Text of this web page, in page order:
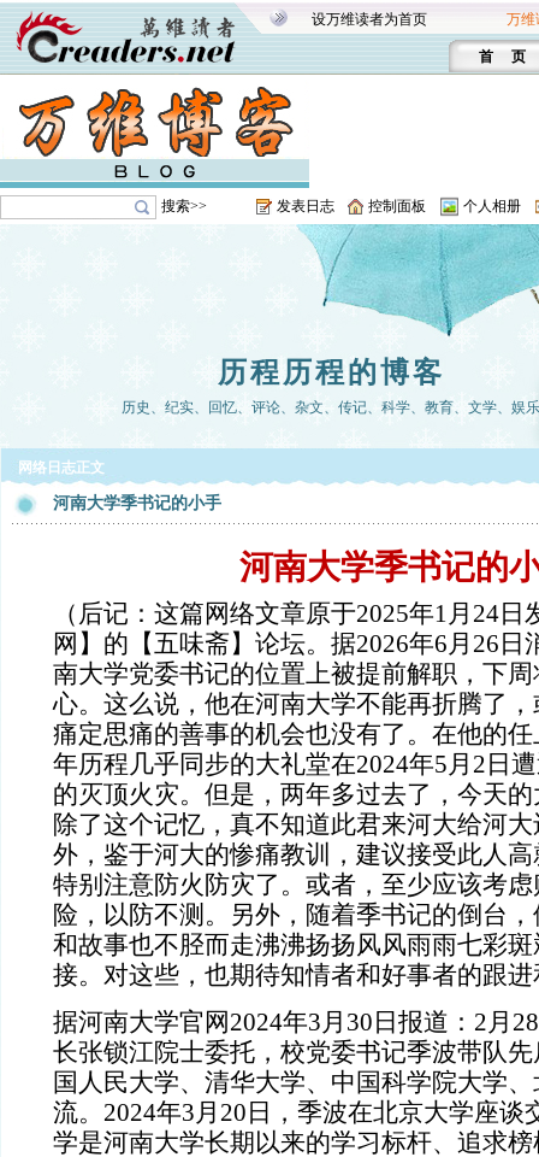
设万维读者为首页 万维
首 页
搜索>> 发表日志 控制面板 个人相册
历程历程的博客
历史、纪实、回忆、评论、杂文、传记、科学、教育、文学、娱乐
网络日志正文
河南大学季书记的小手
河南大学季书记的
（后记：这篇网络文章原于2025年1月24
网】的【五味斋】论坛。据2026年6月26日
南大学党委书记的位置上被提前解职，下
心。这么说，他在河南大学不能再折腾了
痛定思痛的善事的机会也没有了。在他的
年历程几乎同步的大礼堂在2024年5月2日
的灭顶火灾。但是，两年多过去了，今天
除了这个记忆，真不知道此君来河大给河
外，鉴于河大的惨痛教训，建议接受此人
特别注意防火防灾了。 或者，至少应该考
险，以防不测。
另外，随着季书记的倒台
和故事也不胫而走沸沸扬扬风风雨雨七彩
接。对这些，也期待知情者和好事者的跟
据河南大学官网2024年3月30日报道：2月
长张锁江院士委托，校党委书记季波带队
国人民大学、清华大学、中国科学院大学
流。2024年3月20日，季波在北京大学座谈
学是河南大学长期以来的学习标杆、追求榜